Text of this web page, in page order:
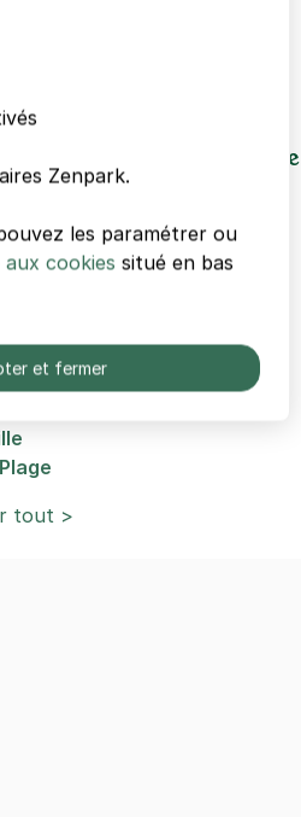
quartiers de Marseille
tout >
Zenpark.
les paramétrer ou
cookies situé en bas
et fermer